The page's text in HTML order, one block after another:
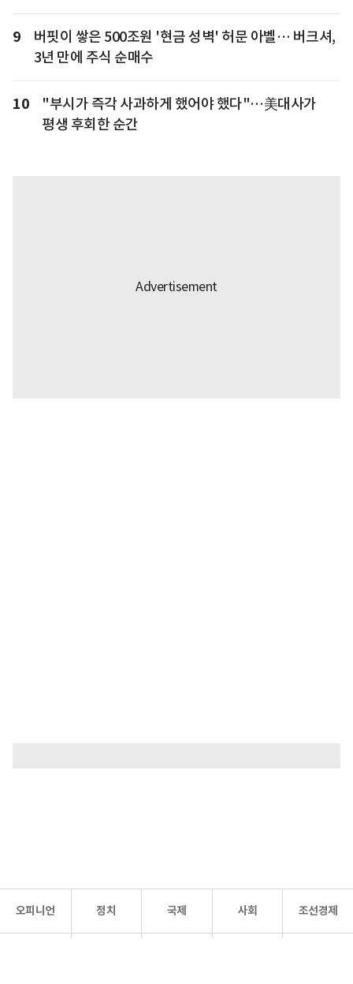
9
버핏이 쌓은 500조원 '현금 성벽' 허문 아벨… 버크셔,
3년 만에 주식 순매수
10
"부시가 즉각 사과하게 했어야 했다"…美대사가
평생 후회한 순간
오피니언 정치 국제 사회 조선경제